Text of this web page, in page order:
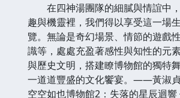
在四神湯團隊的細膩與情誼中，
趣與機靈裡，我們得以享受這一場
覽。無論是奇幻場景、情節的遊戲
識等，處處充盈著感性與知性的元
與歷史文明，搭建瞭博物館的獨特
一道道豐盛的文化饗宴。——黃淑
空空如也博物館2：失落的星辰迴